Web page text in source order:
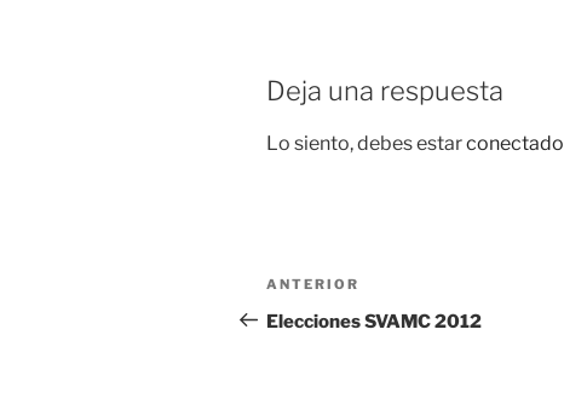
Deja una respuesta
Lo siento, debes estarconectado
Navegación
de
Entrada
anterior:
ANTERIOR
Elecciones SVAMC 2012